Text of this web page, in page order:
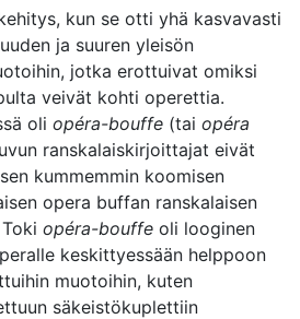
kun se otti yhä kasvavasti
ja suuren yleisön
jotka erottuivat omiksi
veivät kohti operettia.
oli opéra-bouffe (tai opéra
ranskalaiskirjoittajat eivät
kummemmin koomisen
opera buffan ranskalaisen
opéra-bouffe oli looginen
keskittyessään helppoon
muotoihin, kuten
säkeistökuplettiin